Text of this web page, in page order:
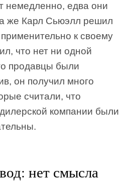
немедленно, едва они
же Карл Сьюэлл решил
к своему
что нет ни одной
продавцы были
он получил много
считали, что
компании были
нет смысла